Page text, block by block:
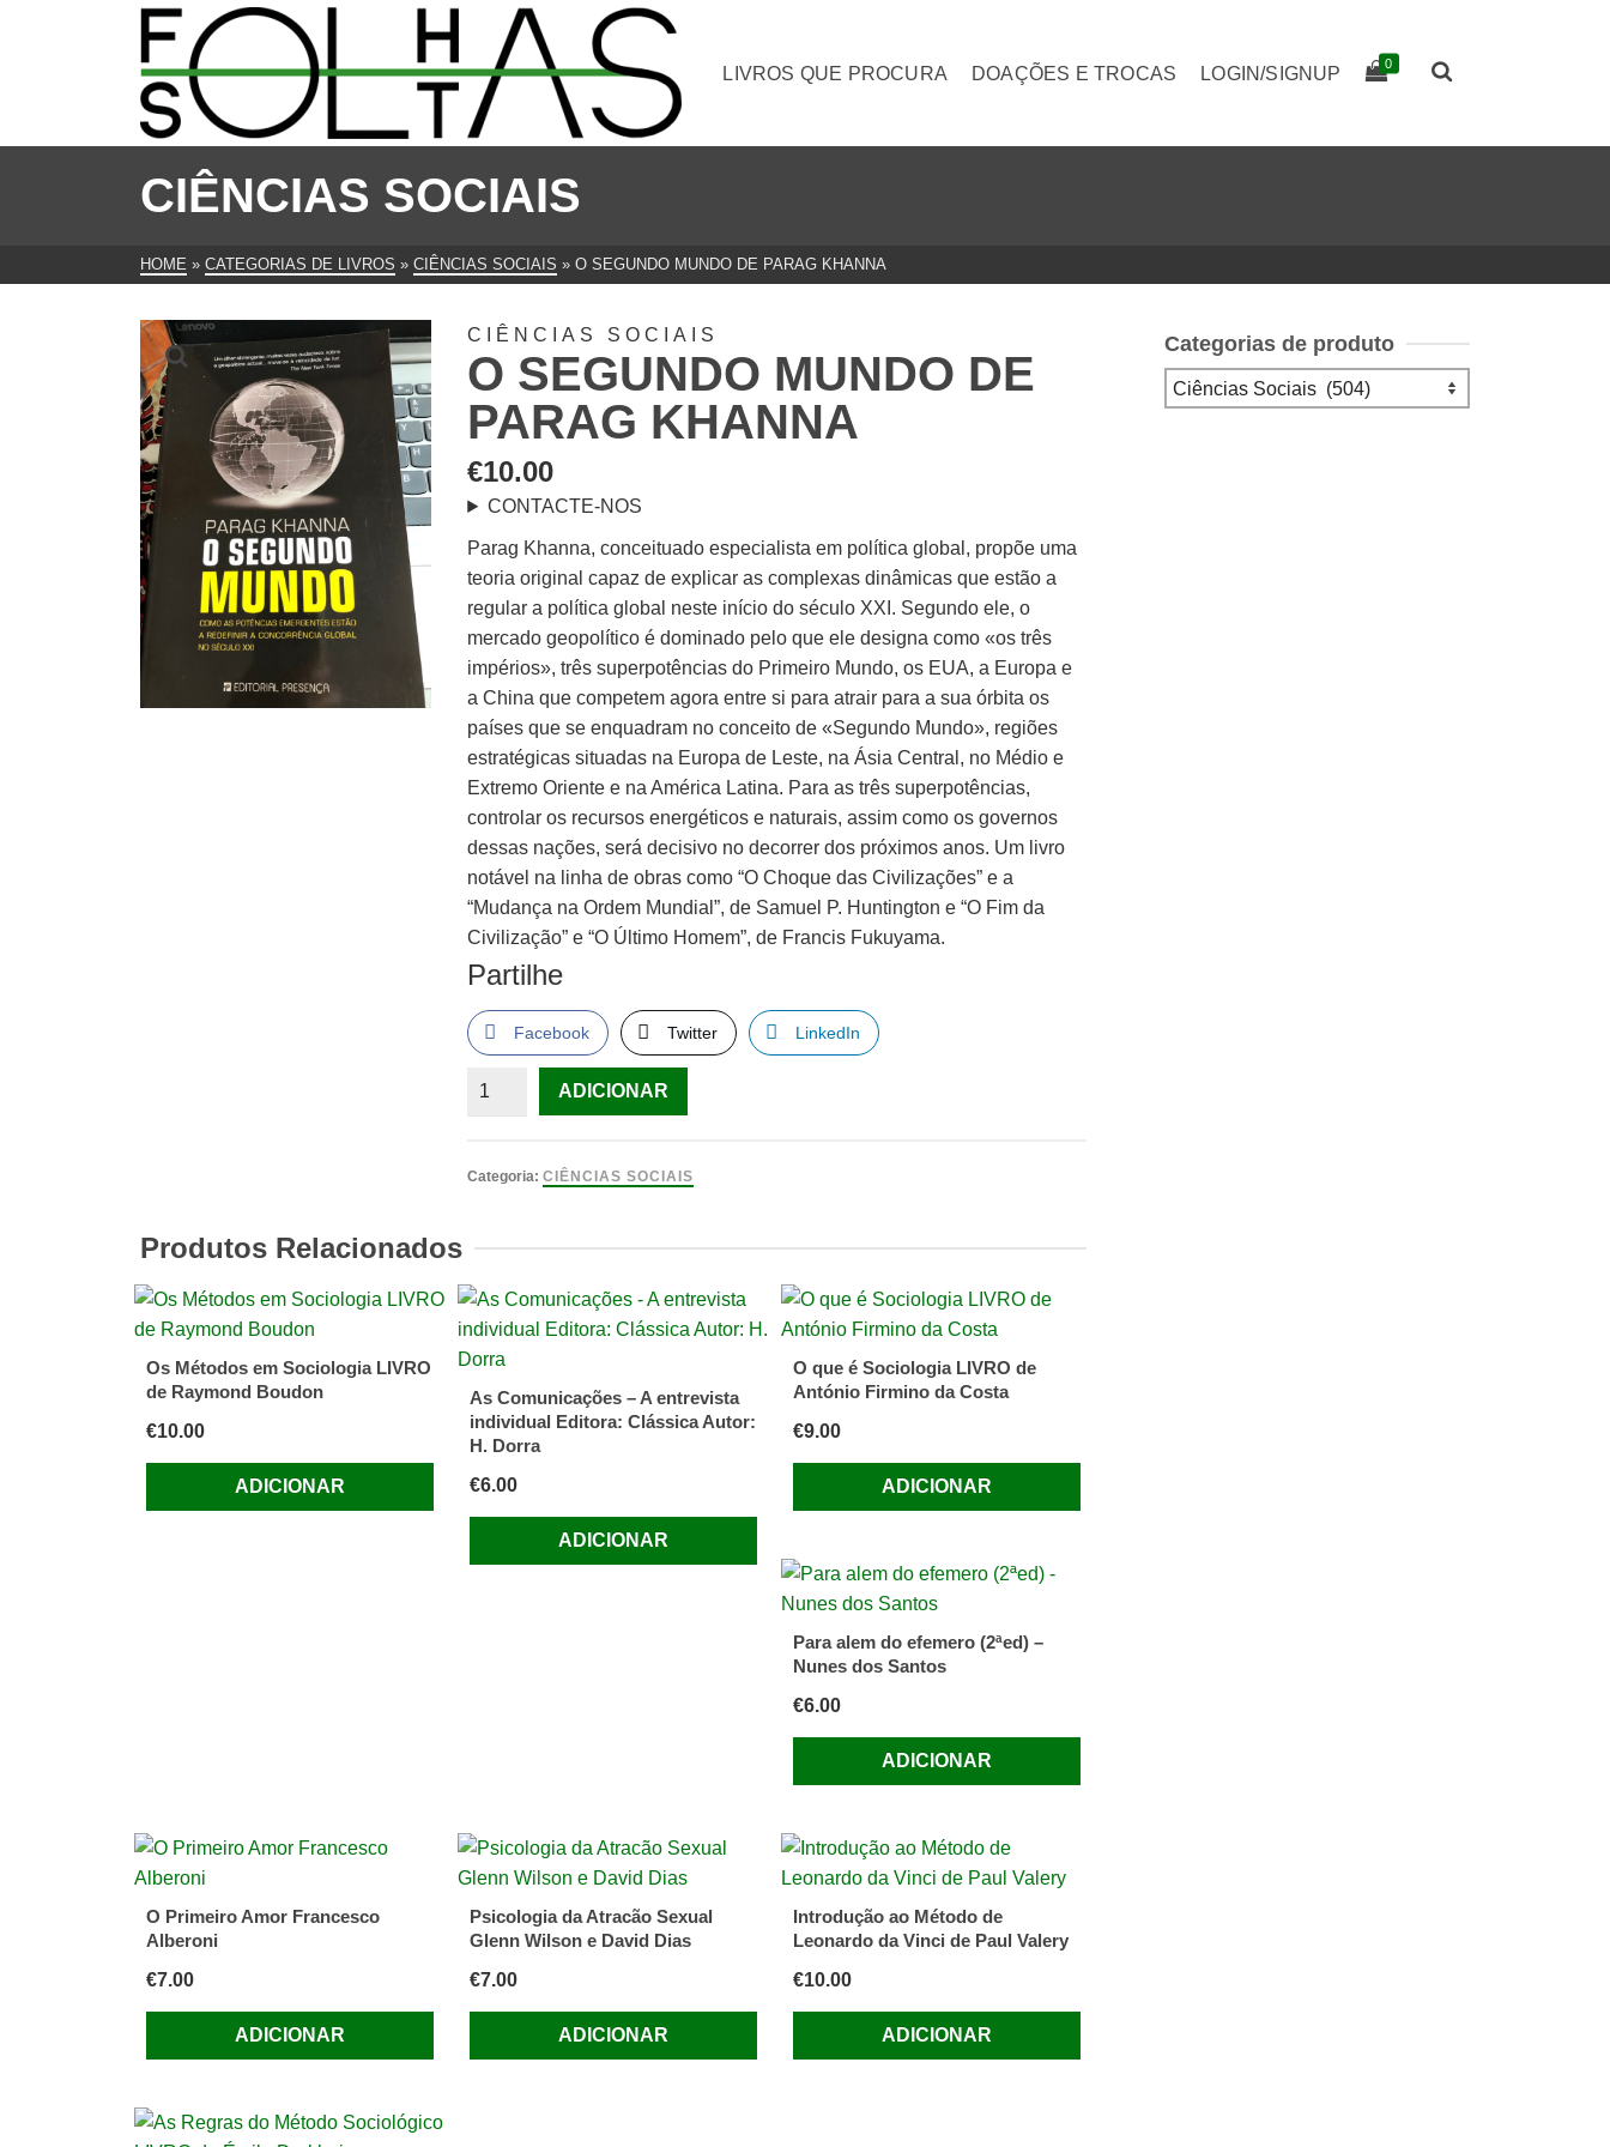
LIVROS QUE PROCURA DOAÇÕES E TROCAS LOGIN/SIGNUP 0
CIÊNCIAS SOCIAIS
HOME » CATEGORIAS DE LIVROS » CIÊNCIAS SOCIAIS » O SEGUNDO MUNDO DE PARAG KHANNA
CIÊNCIAS SOCIAIS
O SEGUNDO MUNDO DE
PARAG KHANNA
€10.00
CONTACTE-NOS
Parag Khanna, conceituado especialista em política global, propõe uma
teoria original capaz de explicar as complexas dinâmicas que estão a
regular a política global neste início do século XXI. Segundo ele, o
mercado geopolítico é dominado pelo que ele designa como «os três
impérios», três superpotências do Primeiro Mundo, os EUA, a Europa e
a China que competem agora entre si para atrair para a sua órbita os
países que se enquadram no conceito de «Segundo Mundo», regiões
estratégicas situadas na Europa de Leste, na Ásia Central, no Médio e
Extremo Oriente e na América Latina. Para as três superpotências,
controlar os recursos energéticos e naturais, assim como os governos
dessas nações, será decisivo no decorrer dos próximos anos. Um livro
notável na linha de obras como “O Choque das Civilizações” e a
“Mudança na Ordem Mundial”, de Samuel P. Huntington e “O Fim da
Civilização” e “O Último Homem”, de Francis Fukuyama.
Partilhe
Facebook Twitter LinkedIn
Quantidade
Segundo
Khanna
ADICIONAR
Categoria:CIÊNCIAS SOCIAIS
Produtos Relacionados
Os Métodos em Sociologia LIVRO
de Raymond Boudon
€10.00
ADICIONAR
As Comunicações – A entrevista
individual Editora: Clássica Autor:
H. Dorra
€6.00
ADICIONAR
O que é Sociologia LIVRO de
António Firmino da Costa
€9.00
ADICIONAR
Para alem do efemero (2ªed) –
Nunes dos Santos
€6.00
ADICIONAR
O Primeiro Amor Francesco
Alberoni
€7.00
ADICIONAR
Psicologia da Atracão Sexual
Glenn Wilson e David Dias
€7.00
ADICIONAR
Introdução ao Método de
Leonardo da Vinci de Paul Valery
€10.00
ADICIONAR
Categorias de produto